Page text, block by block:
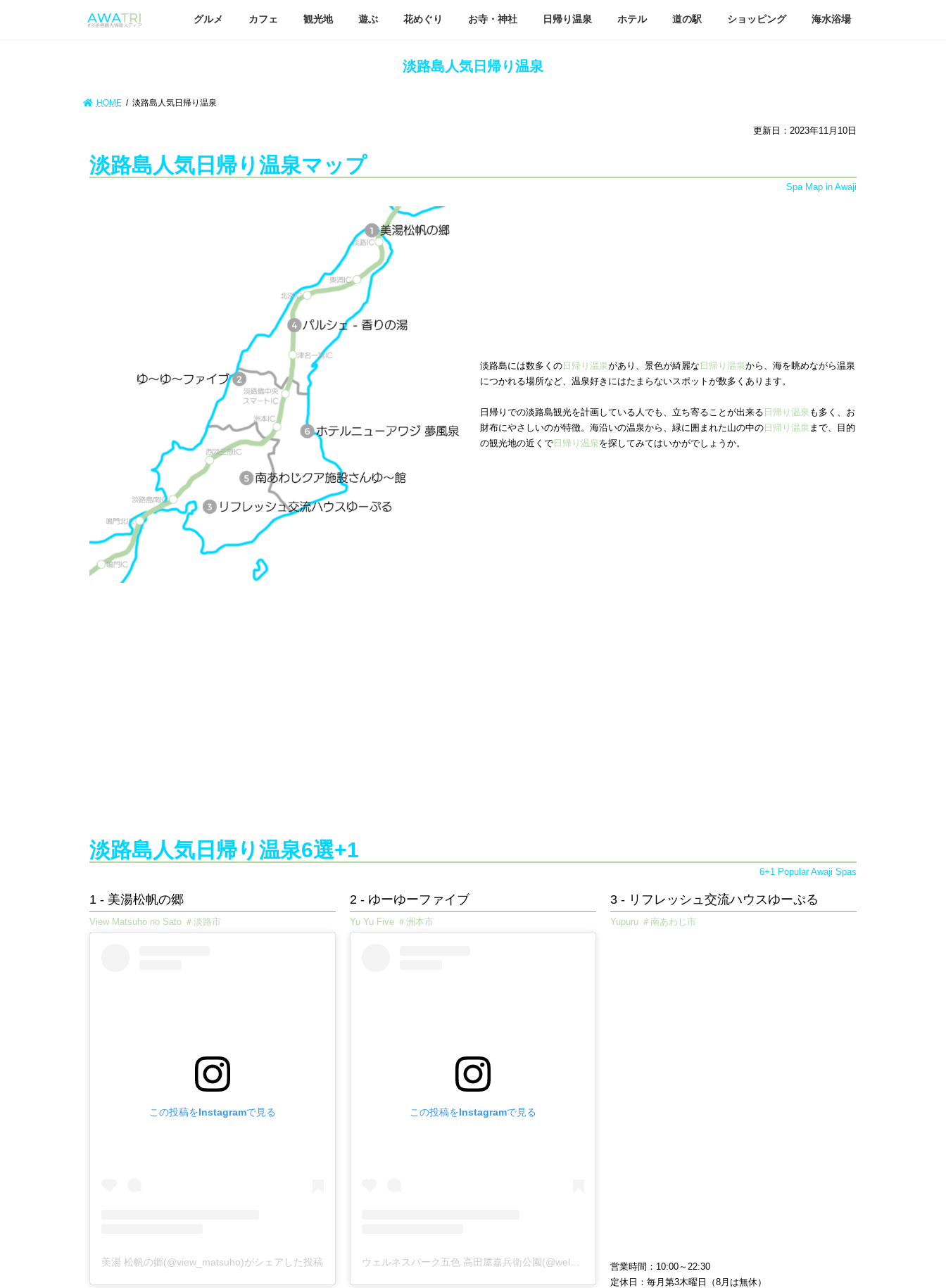
グルメ カフェ 観光地 遊ぶ 花めぐり お寺・神社 日帰り温泉 ホテル 道の駅 ショッピング 海水浴場
淡路島人気日帰り温泉
HOME 淡路島人気日帰り温泉
更新日：2023年11月10日
淡路島人気日帰り温泉マップ​
Spa Map in Awaji
淡路島には数多くの 日帰り温泉があり、景色が綺麗な 日帰り温泉から、海を眺めながら温泉
につかれる場所など、温泉好きにはたまらないスポットが数多くあります。
日帰りでの淡路島観光を計画している人でも、立ち寄ることが出来る 日帰り温泉 も多く、お
財布にやさしいのが特徴。海沿いの温泉から、緑に囲まれた山の中の 日帰り温泉 まで、目的
の観光地の近くで 日帰り温泉 を探してみてはいかがでしょうか。
淡路島人気日帰り温泉6選+1​
6+1 Popular Awaji Spas
1 - 美湯松帆の郷​
View Matsuho no Sato ＃淡路市
この投稿をInstagramで見る
美湯 松帆の郷(@view_matsuho)がシェアした投稿
2 - ゆーゆーファイブ​
Yu Yu Five ＃洲本市
この投稿をInstagramで見る
ウェルネスパーク五色 高田屋嘉兵衛公園(@welnesspark_official)がシェアした投稿
3 - リフレッシュ交流ハウスゆーぷる​
Yupuru ＃南あわじ市
営業時間：10:00～22:30
定休日：毎月第3木曜日（8月は無休）